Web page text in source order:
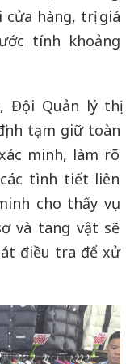
cửa hàng, trị giá
tính khoảng
Đội Quản lý thị
tạm giữ toàn
minh, làm rõ
tình tiết liên
cho thấy vụ
và tang vật sẽ
điều tra để xử